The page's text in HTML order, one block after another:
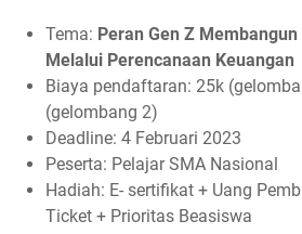
Tema: Peran Gen Z
Melalui Perencanaan Keuangan
Biaya pendaftaran: 25k
(gelombang 2)
Deadline: 4 Februari 2023
Peserta: Pelajar SMA Nasional
Hadiah: E- sertifikat + Uang
Ticket + Prioritas Beasiswa